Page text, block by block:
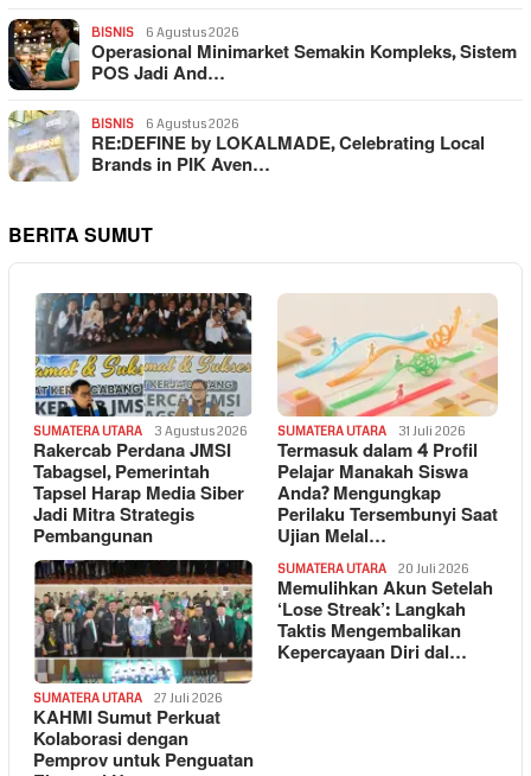
BISNIS 6 Agustus 2026
Operasional Minimarket Semakin Kompleks, Sistem
POS Jadi And…
BISNIS 6 Agustus 2026
RE:DEFINE by LOKALMADE, Celebrating Local
Brands in PIK Aven…
BERITA SUMUT
SUMATERA UTARA 3 Agustus 2026
Rakercab Perdana JMSI
Tabagsel, Pemerintah
Tapsel Harap Media Siber
Jadi Mitra Strategis
Pembangunan
SUMATERA UTARA 31 Juli 2026
Termasuk dalam 4 Profil
Pelajar Manakah Siswa
Anda? Mengungkap
Perilaku Tersembunyi Saat
Ujian Melal…
SUMATERA UTARA 27 Juli 2026
KAHMI Sumut Perkuat
Kolaborasi dengan
Pemprov untuk Penguatan
SUMATERA UTARA 20 Juli 2026
Memulihkan Akun Setelah
‘Lose Streak’: Langkah
Taktis Mengembalikan
Kepercayaan Diri dal…